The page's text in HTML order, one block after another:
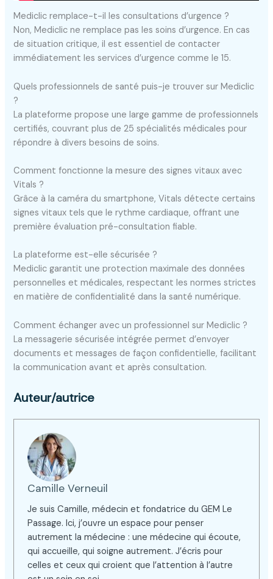
Mediclic remplace-t-il les consultations d’urgence ?
Non, Mediclic ne remplace pas les soins d’urgence. En cas
de situation critique, il est essentiel de contacter
immédiatement les services d’urgence comme le 15.
Quels professionnels de santé puis-je trouver sur Mediclic
?
La plateforme propose une large gamme de professionnels
certifiés, couvrant plus de 25 spécialités médicales pour
répondre à divers besoins de soins.
Comment fonctionne la mesure des signes vitaux avec
Vitals ?
Grâce à la caméra du smartphone, Vitals détecte certains
signes vitaux tels que le rythme cardiaque, offrant une
première évaluation pré-consultation fiable.
La plateforme est-elle sécurisée ?
Mediclic garantit une protection maximale des données
personnelles et médicales, respectant les normes strictes
en matière de confidentialité dans la santé numérique.
Comment échanger avec un professionnel sur Mediclic ?
La messagerie sécurisée intégrée permet d’envoyer
documents et messages de façon confidentielle, facilitant
la communication avant et après consultation.
Auteur/autrice
Camille Verneuil
Je suis Camille, médecin et fondatrice du GEM Le
Passage. Ici, j’ouvre un espace pour penser
autrement la médecine : une médecine qui écoute,
qui accueille, qui soigne autrement. J’écris pour
celles et ceux qui croient que l’attention à l’autre